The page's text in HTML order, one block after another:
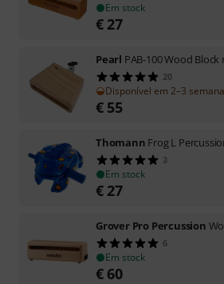
Em stock
€ 27
Pearl PAB-100 Wood
20
Disponível em 2–3
€ 55
Thomann Frog L
3
Em stock
€ 27
Grover Pro Percussion
6
Em stock
€ 60